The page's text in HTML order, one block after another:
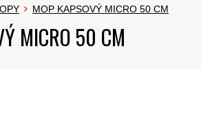
MOP KAPSOVÝ MICRO 50 CM
MICRO 50 CM